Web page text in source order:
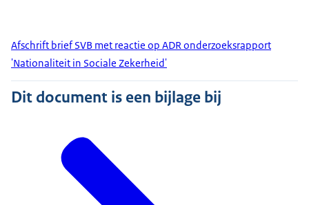
Afschrift brief SVB met reactie op ADR onderzoeksrapport
'Nationaliteit in Sociale Zekerheid'
Dit document is een bijlage bij